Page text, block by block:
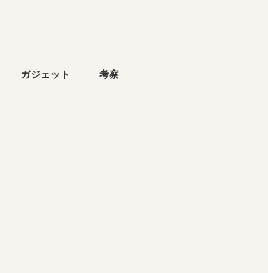
ガジェット 考察